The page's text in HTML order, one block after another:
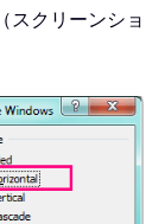
スクリーンショ